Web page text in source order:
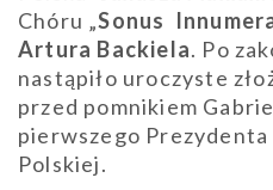
Chóru „Sonus
Artura Backiela. Po
nastąpiło uroczyste
przed pomnikiem
pierwszego
Polskiej.